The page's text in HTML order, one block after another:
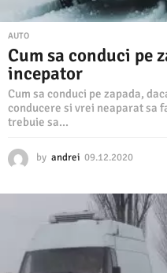
AUTO
Cum sa conduci pe
incepator
Cum sa conduci pe zapada,
conducere si vrei neaparat sa
trebuie sa...
by andrei 09.12.2020
1
2